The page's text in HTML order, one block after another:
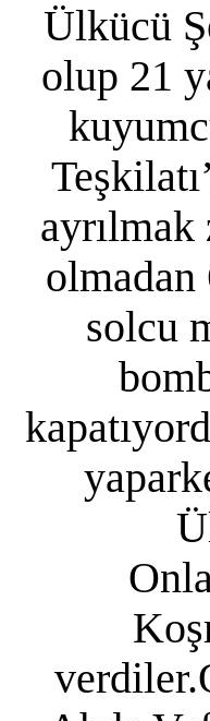
Ülkücü
olup 21
ayrılmak
olmadan
solcu